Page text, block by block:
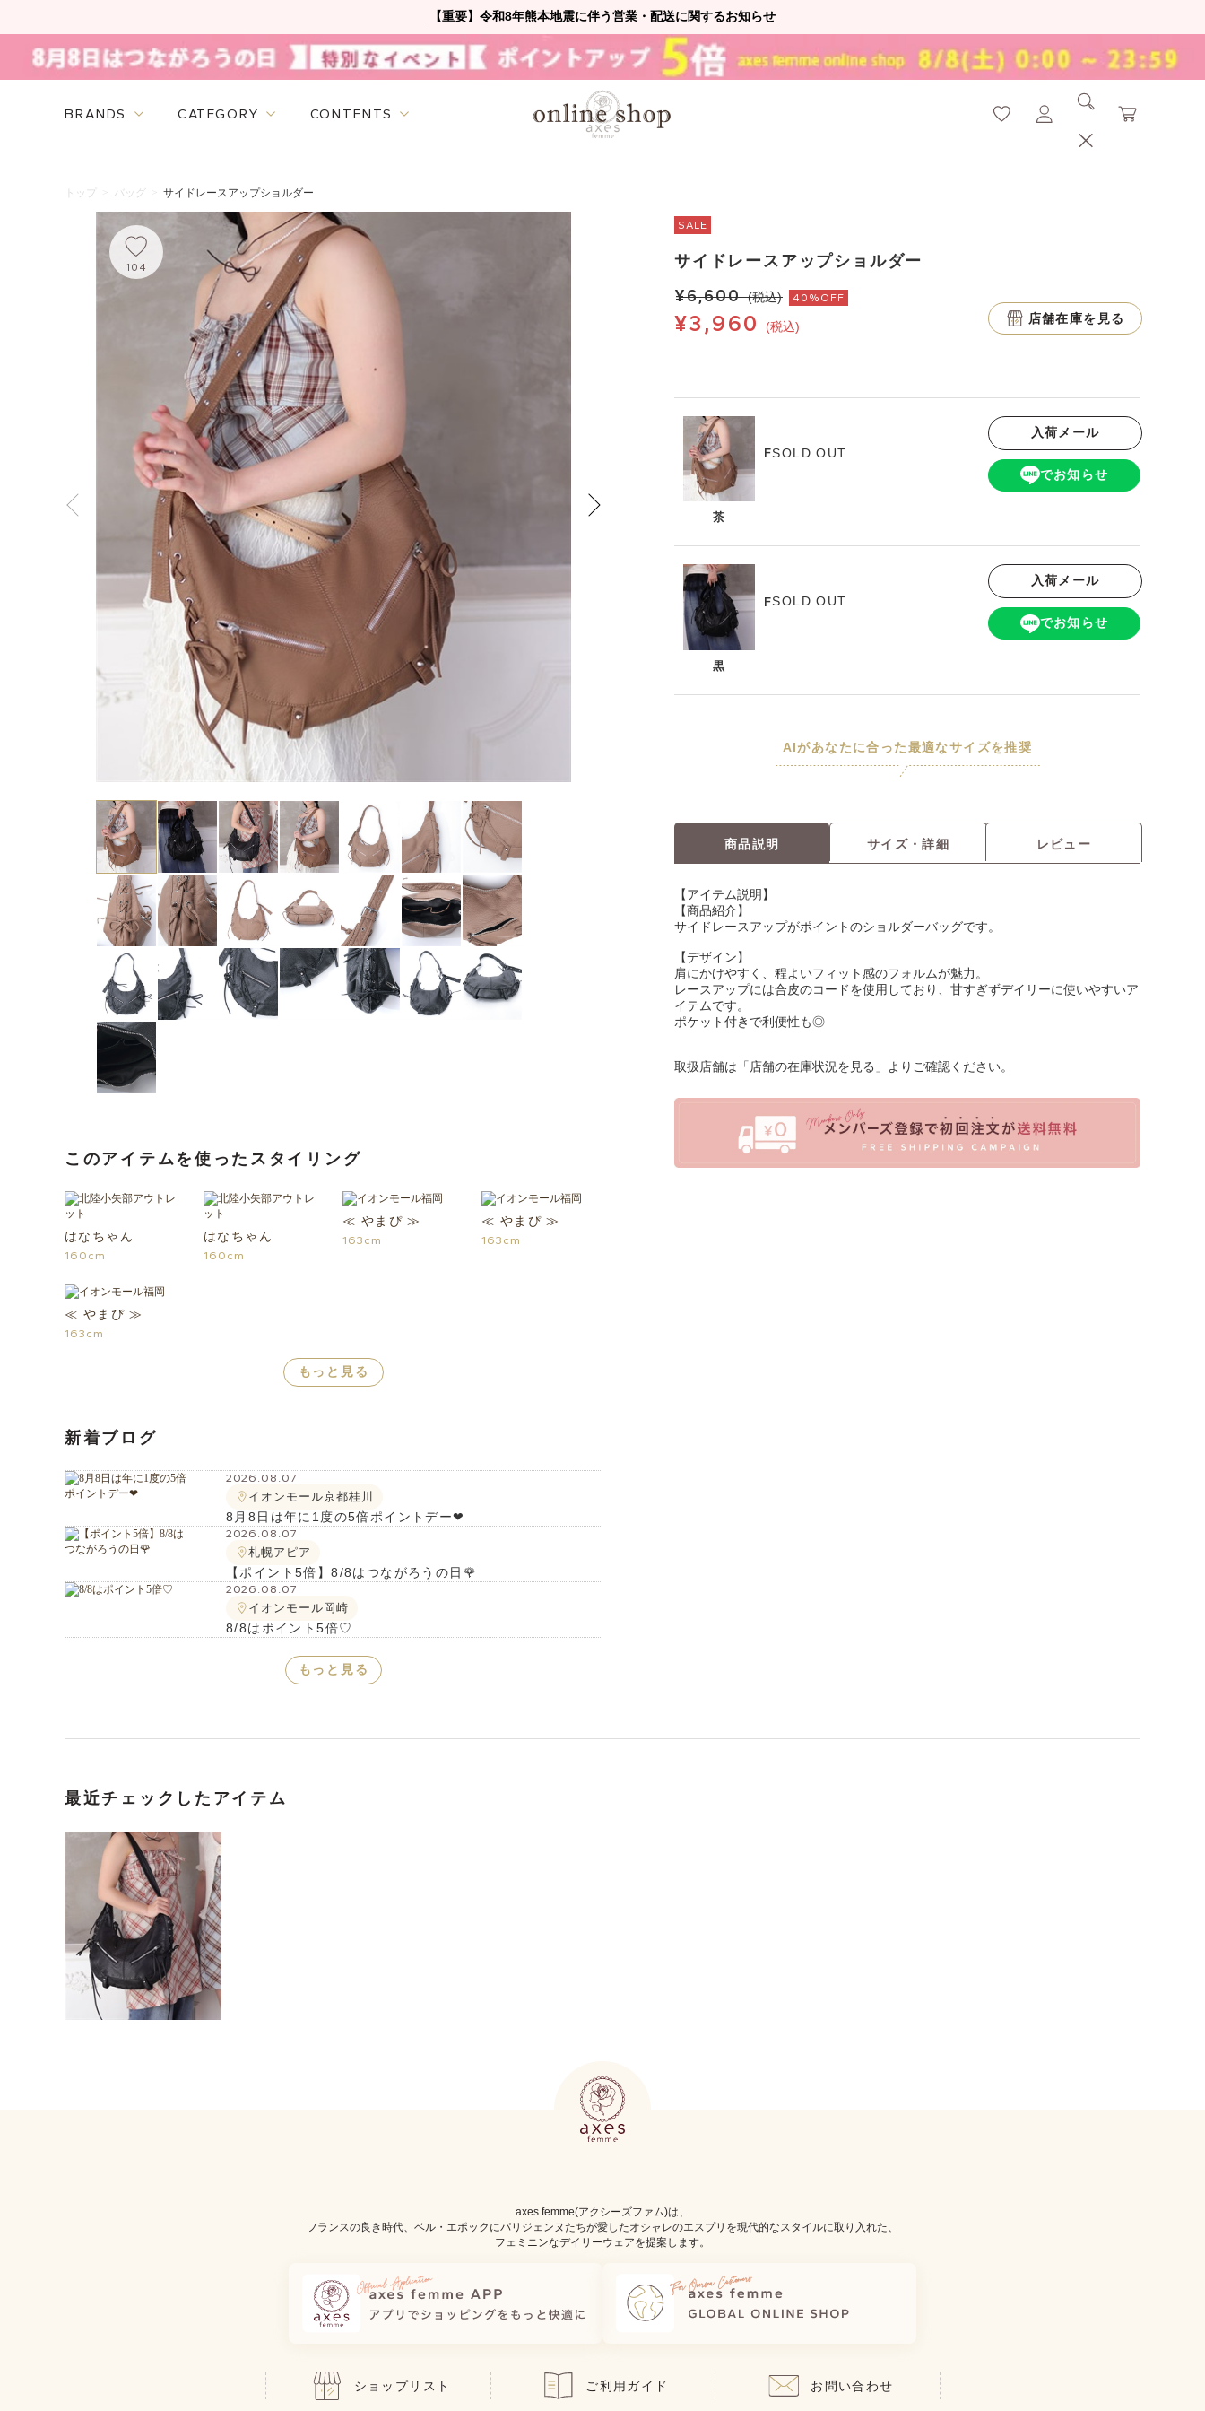
【重要】令和8年熊本地震に伴う営業・配送に関するお知らせ
BRANDS CATEGORY CONTENTS
トップ > バッグ > サイドレースアップショルダー
104
このアイテムを使ったスタイリング
はなちゃん
160cm
はなちゃん
160cm
≪ やまぴ ≫
163cm
≪ やまぴ ≫
163cm
≪ やまぴ ≫
163cm
もっと見る
新着ブログ
2026.08.07
イオンモール京都桂川
8月8日は年に1度の5倍ポイントデー❤︎
2026.08.07
札幌アピア
【ポイント5倍】8/8はつながろうの日🌹
2026.08.07
イオンモール岡崎
8/8はポイント5倍♡
もっと見る
SALE
サイドレースアップショルダー
¥6,600 (税込) 40%OFF
¥3,960 (税込)
店舗在庫を見る
茶
FSOLD OUT
入荷メール
でお知らせ
黒
FSOLD OUT
入荷メール
でお知らせ
AIがあなたに合った最適なサイズを推奨
商品説明 サイズ・詳細 レビュー
【アイテム説明】
【商品紹介】
サイドレースアップがポイントのショルダーバッグです。
【デザイン】
肩にかけやすく、程よいフィット感のフォルムが魅力。
レースアップには合皮のコードを使用しており、甘すぎずデイリーに使いやすいア
イテムです。
ポケット付きで利便性も◎
取扱店舗は「店舗の在庫状況を見る」よりご確認ください。
最近チェックしたアイテム
axes femme(アクシーズファム)は、
フランスの良き時代、ベル・エポックにパリジェンヌたちが愛したオシャレのエスプリを現代的なスタイルに取り入れた、
フェミニンなデイリーウェアを提案します。
ショップリスト ご利用ガイド お問い合わせ